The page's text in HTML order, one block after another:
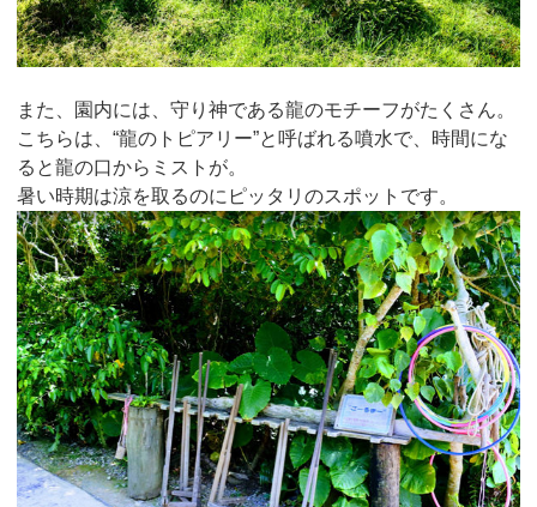
また、園内には、守り神である龍のモチーフがたくさん。
こちらは、“龍のトピアリー”と呼ばれる噴水で、時間にな
ると龍の口からミストが。
暑い時期は涼を取るのにピッタリのスポットです。